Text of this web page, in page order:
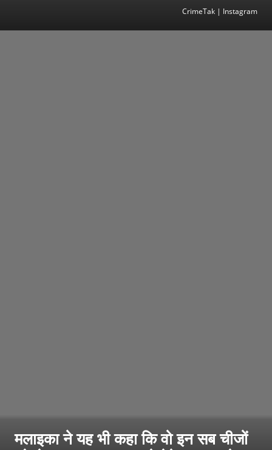
CrimeTak | Instagram
मलाइका ने यह भी कहा कि वो इन सब चीजों